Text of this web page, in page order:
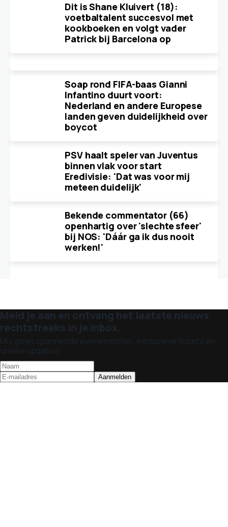
Dit is Shane Kluivert (18):
voetbaltalent succesvol met
kookboeken en volgt vader
Patrick bij Barcelona op
Soap rond FIFA-baas Gianni
Infantino duurt voort:
Nederland en andere Europese
landen geven duidelijkheid over
boycot
PSV haalt speler van Juventus
binnen vlak voor start
Eredivisie: 'Dat was voor mij
meteen duidelijk'
Bekende commentator (66)
openhartig over 'slechte sfeer'
bij NOS: 'Dáár ga ik dus nooit
werken!'
Meld je aan en ontvang het laatste nieuws
rechtstreeks in je inbox.
Mis geen spannende evenementen, exclusieve tickets en
unieke updates!